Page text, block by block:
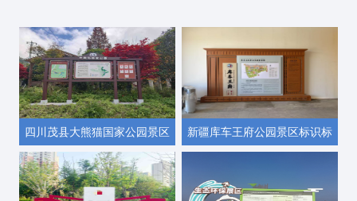
四川茂县大熊猫国家公园景区
标识标牌导视牌验收完毕
新疆库车王府公园景区标识标